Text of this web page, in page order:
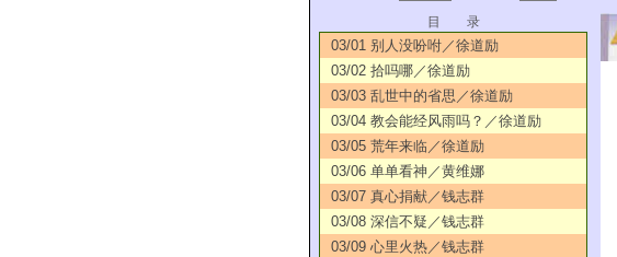
目 录
03/01 别人没吩咐／徐道励
03/02 拾吗哪／徐道励
03/03 乱世中的省思／徐道励
03/04 教会能经风雨吗？／徐道励
03/05 荒年来临／徐道励
03/06 单单看神／黄维娜
03/07 真心捐献／钱志群
03/08 深信不疑／钱志群
03/09 心里火热／钱志群